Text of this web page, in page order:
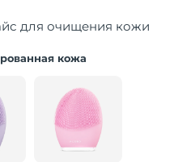
для очищения кожи
кожа